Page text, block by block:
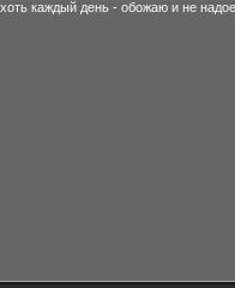
каждый день - обожаю и не